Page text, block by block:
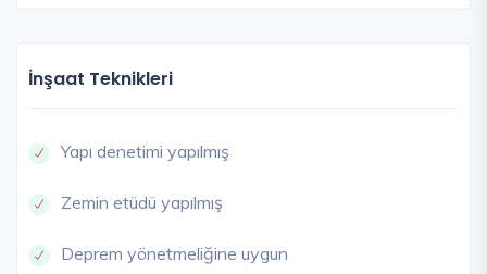
İnşaat Teknikleri
Yapı denetimi yapılmış
Zemin etüdü yapılmış
Deprem yönetmeliğine uygun